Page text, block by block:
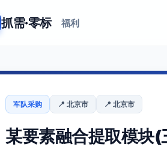
抓需·零标 福利
军队采购 📍 北京市 📍 北京市
某要素融合提取模块(